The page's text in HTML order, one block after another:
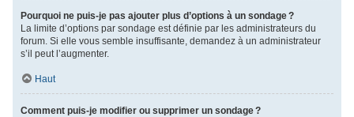
Pourquoi ne puis-je pas ajouter plus d’options à un sondage ?
La limite d’options par sondage est définie par les administrateurs du
forum. Si elle vous semble insuffisante, demandez à un administrateur
s’il peut l’augmenter.
Haut
Comment puis-je modifier ou supprimer un sondage ?